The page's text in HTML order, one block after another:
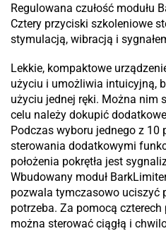
Regulowana czułość modułu
Cztery przyciski szkoleniowe
stymulacją, wibracją i
Lekkie, kompaktowe
użyciu i umożliwia intuicyjną,
użyciu jednej ręki. Można nim
celu należy dokupić
Podczas wyboru jednego z
sterowania dodatkowymi
położenia pokrętła jest
Wbudowany moduł
pozwala tymczasowo uciszyć
potrzeba. Za pomocą
można sterować ciągłą i